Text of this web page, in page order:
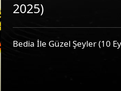
2025)
Bedia İle Güzel Şeyler (10